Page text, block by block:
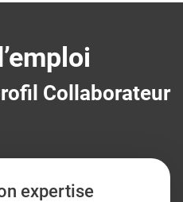
Collaborateur
expertise